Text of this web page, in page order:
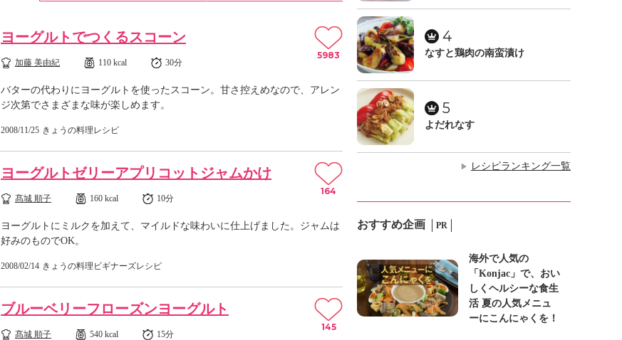
ヨーグルトでつくるスコーン
加藤 美由紀 110 kcal 30分
バターの代わりにヨーグルトを使ったスコーン。甘さ控えめなので、アレン
ジ次第でさまざまな味が楽しめます。
2008/11/25 きょうの料理レシピ
5983
ヨーグルトゼリーアプリコットジャムかけ
髙城 順子 160 kcal 10分
ヨーグルトにミルクを加えて、マイルドな味わいに仕上げました。ジャムは
好みのものでOK。
2008/02/14 きょうの料理ビギナーズレシピ
164
ブルーベリーフローズンヨーグルト
髙城 順子 540 kcal 15分
145
4
なすと鶏肉の南蛮漬け
5
よだれなす
▶ レシピランキング一覧
おすすめ企画 PR
海外で人気の
「Konjac」で、おい
しくヘルシーな食生
活 夏の人気メニュ
ーにこんにゃくを！